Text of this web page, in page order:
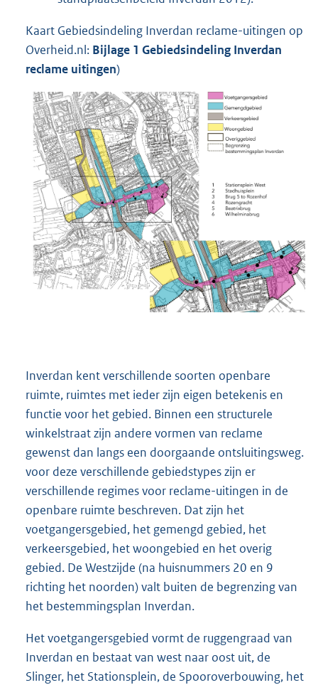
Kaart Gebiedsindeling Inverdan reclame-uitingen op
Overheid.nl: Bijlage 1 Gebiedsindeling Inverdan
reclame uitingen)
Inverdan kent verschillende soorten openbare
ruimte, ruimtes met ieder zijn eigen betekenis en
functie voor het gebied. Binnen een structurele
winkelstraat zijn andere vormen van reclame
gewenst dan langs een doorgaande ontsluitingsweg.
voor deze verschillende gebiedstypes zijn er
verschillende regimes voor reclame-uitingen in de
openbare ruimte beschreven. Dat zijn het
voetgangersgebied, het gemengd gebied, het
verkeersgebied, het woongebied en het overig
gebied. De Westzijde (na huisnummers 20 en 9
richting het noorden) valt buiten de begrenzing van
het bestemmingsplan Inverdan.
Het voetgangersgebied vormt de ruggengraad van
Inverdan en bestaat van west naar oost uit, de
Slinger, het Stationsplein, de Spooroverbouwing, het